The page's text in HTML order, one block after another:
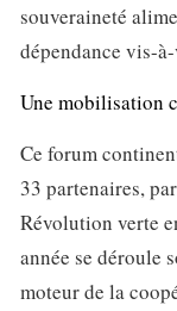
souveraineté
dépendance vis-
Une mobilisation
Ce forum
33 partenaires,
Révolution verte
année se déroule
moteur de la